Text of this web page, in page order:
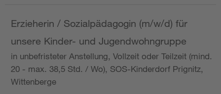
Erzieherin / Sozialpädagogin (m/w/d) für
unsere Kinder- und Jugendwohngruppe
in unbefristeter Anstellung, Vollzeit oder Teilzeit (mind.
20 - max. 38,5 Std. / Wo), SOS-Kinderdorf Prignitz,
Wittenberge